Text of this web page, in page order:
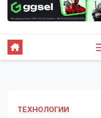
ТЕХНОЛОГИИ